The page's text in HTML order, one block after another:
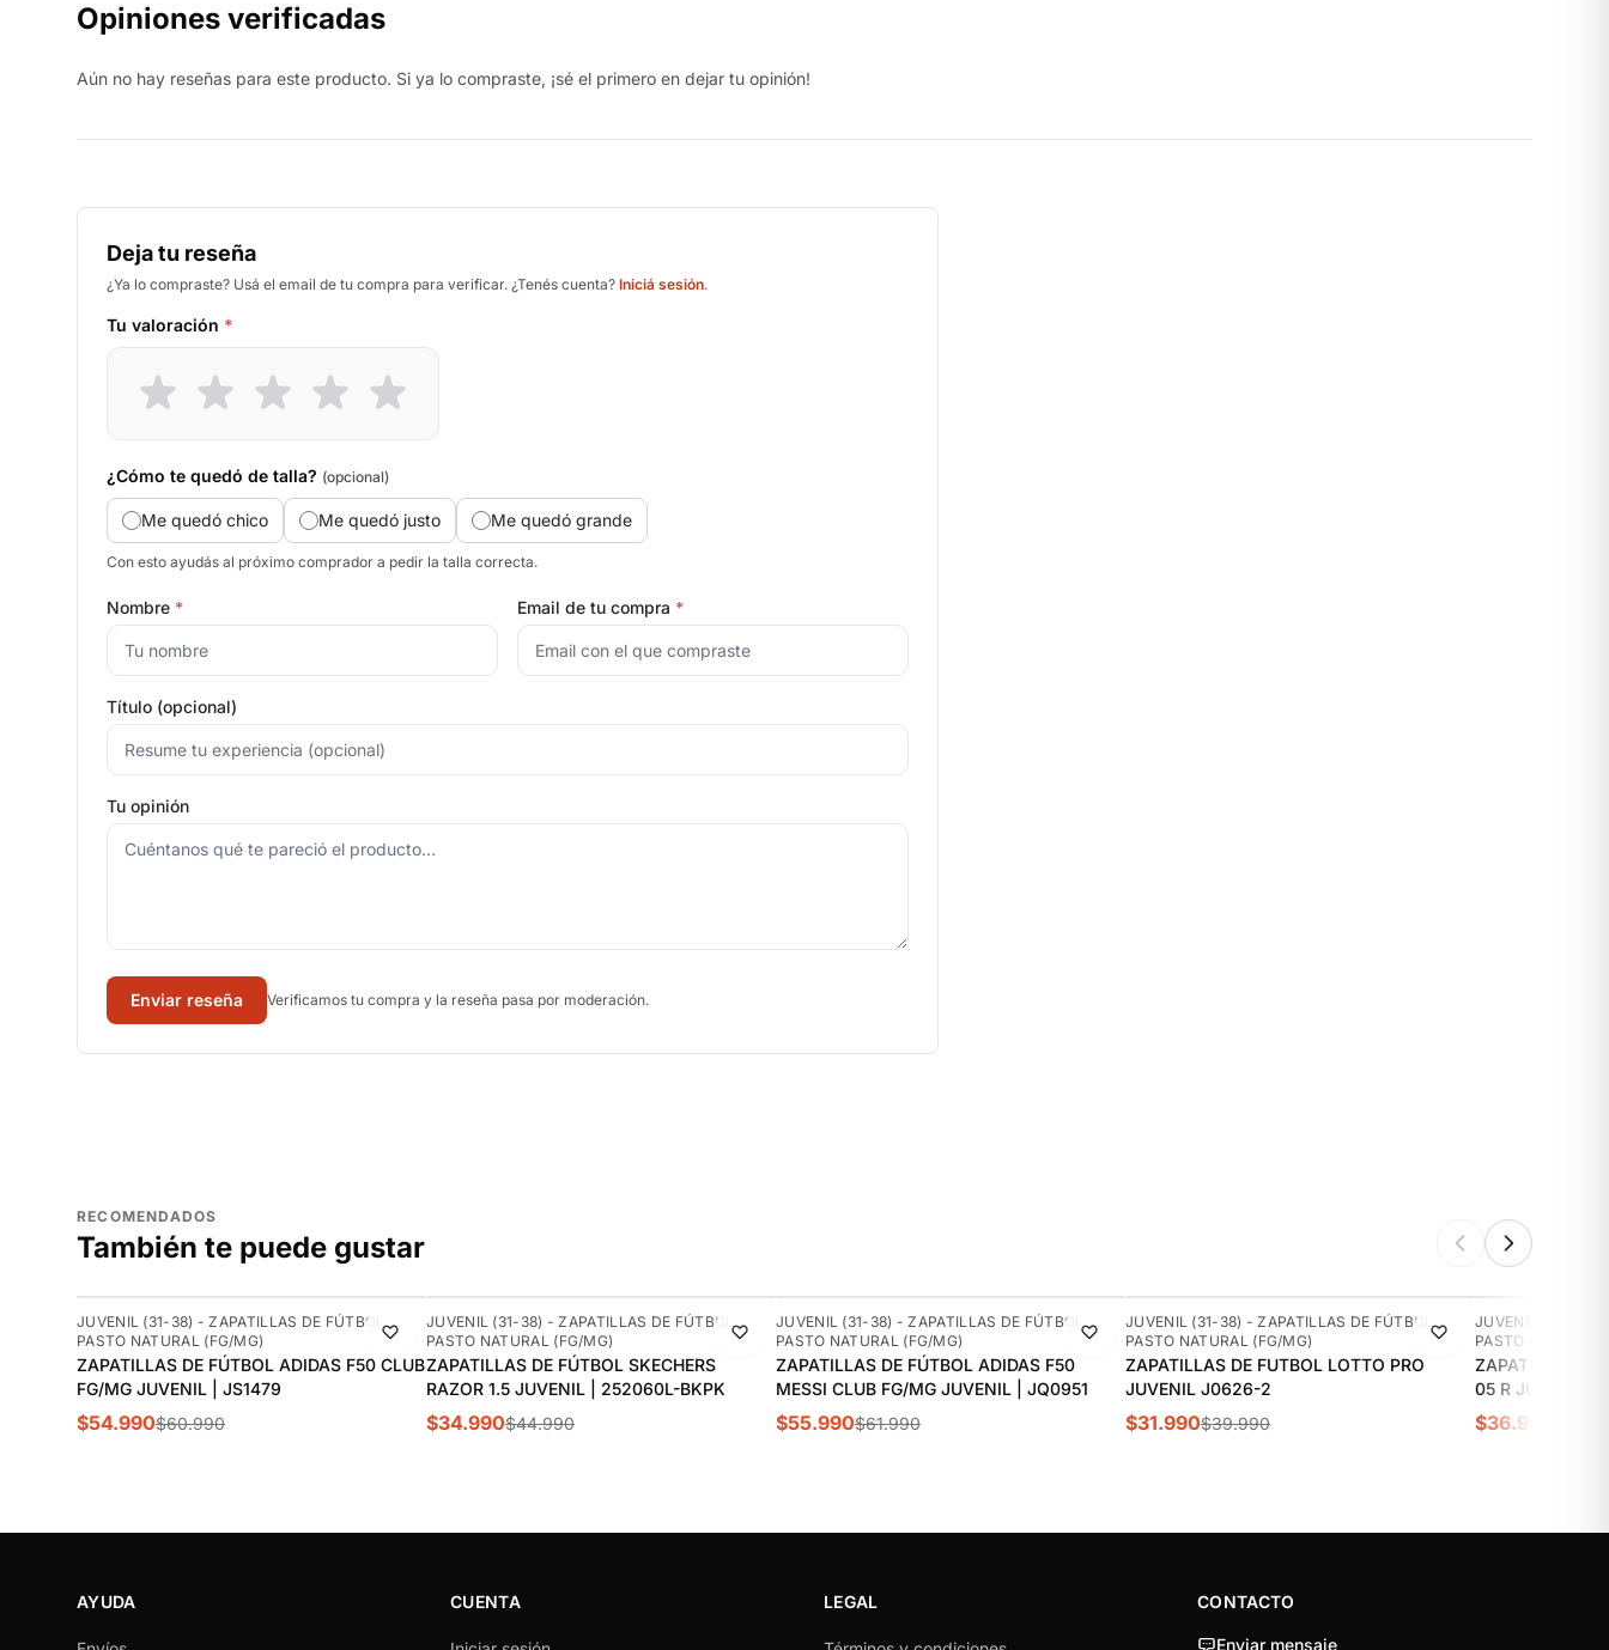
Opiniones verificadas
Aún no hay reseñas para este producto. Si ya lo compraste, ¡sé el primero en dejar tu opinión!
Deja tu reseña
¿Ya lo compraste? Usá el email de tu compra para verificar. ¿Tenés cuenta? Iniciá sesión.
Tu valoración *
¿Cómo te quedó de talla? (opcional)
Me quedó chico Me quedó justo Me quedó grande
Con esto ayudás al próximo comprador a pedir la talla correcta.
Nombre * Email de tu compra *
Título (opcional)
Tu opinión
Enviar reseña Verificamos tu compra y la reseña pasa por moderación.
RECOMENDADOS
También te puede gustar
-10%
JUVENIL (31-38) - ZAPATILLAS DE FÚTBOL
PASTO NATURAL (FG/MG)
ZAPATILLAS DE FÚTBOL ADIDAS F50 CLUB
FG/MG JUVENIL | JS1479
$54.990$60.990
-22%
JUVENIL (31-38) - ZAPATILLAS DE FÚTBOL
PASTO NATURAL (FG/MG)
ZAPATILLAS DE FÚTBOL SKECHERS
RAZOR 1.5 JUVENIL | 252060L-BKPK
$34.990$44.990
-10%
JUVENIL (31-38) - ZAPATILLAS DE FÚTBOL
PASTO NATURAL (FG/MG)
ZAPATILLAS DE FÚTBOL ADIDAS F50
MESSI CLUB FG/MG JUVENIL | JQ0951
$55.990$61.990
-20%
JUVENIL (31-38) - ZAPATILLAS DE FÚTBOL
PASTO NATURAL (FG/MG)
ZAPATILLAS DE FUTBOL LOTTO PRO
JUVENIL J0626-2
$31.990$39.990
-14%
JUVENIL (31-38) -
PASTO NATURAL
ZAPATILLAS DE
05 R JUVENIL |
$36.990
AYUDA CUENTA LEGAL CONTACTO
Enviar mensaje